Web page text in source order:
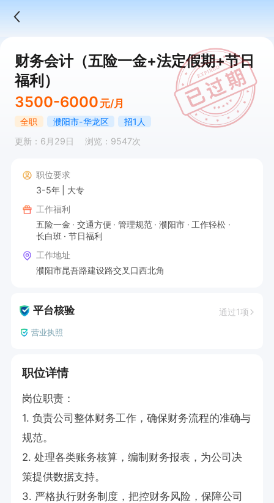
财务会计（五险一金+法定假期+节日
福利）
3500-6000 元/月
全职 濮阳市-华龙区
招1人
更新：6月29日
浏览：9547次
职位要求
3-5年
大专
工作福利
五险一金
交通方便 管理规范 濮阳市
工作轻松
长白班
节日福利
工作地址
濮阳市昆吾路建设路交叉口西北角
平台核验 通过1项
营业执照
职位详情
岗位职责：
1. 负责公司整体财务工作，确保财务流程的准确与
规范。
2. 处理各类账务核算，编制财务报表，为公司决
策提供数据支持。
3. 严格执行财务制度，把控财务风险，保障公司